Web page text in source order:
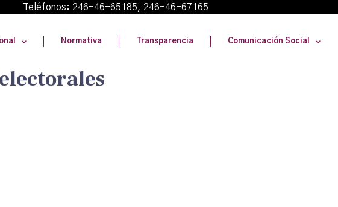
Teléfonos: 246-46-65185, 246-46-67165
Normativa Transparencia Comunicación Social